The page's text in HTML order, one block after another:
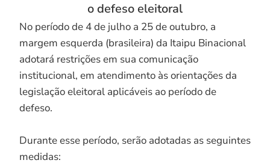
o defeso eleitoral
No período de 4 de julho a 25 de outubro, a
margem esquerda (brasileira) da Itaipu Binacional
adotará restrições em sua comunicação
institucional, em atendimento às orientações da
legislação eleitoral aplicáveis ao período de
defeso.
Durante esse período, serão adotadas as seguintes
medidas: